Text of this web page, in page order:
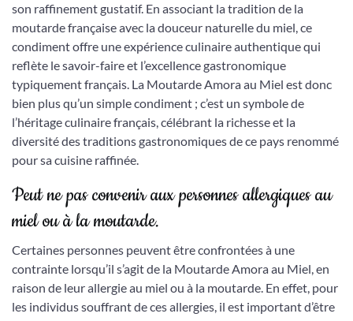
son raffinement gustatif. En associant la tradition de la
moutarde française avec la douceur naturelle du miel, ce
condiment offre une expérience culinaire authentique qui
reflète le savoir-faire et l’excellence gastronomique
typiquement français. La Moutarde Amora au Miel est donc
bien plus qu’un simple condiment ; c’est un symbole de
l’héritage culinaire français, célébrant la richesse et la
diversité des traditions gastronomiques de ce pays renommé
pour sa cuisine raffinée.
Peut ne pas convenir aux personnes allergiques au
miel ou à la moutarde.
Certaines personnes peuvent être confrontées à une
contrainte lorsqu’il s’agit de la Moutarde Amora au Miel, en
raison de leur allergie au miel ou à la moutarde. En effet, pour
les individus souffrant de ces allergies, il est important d’être